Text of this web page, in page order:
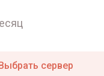
сервер